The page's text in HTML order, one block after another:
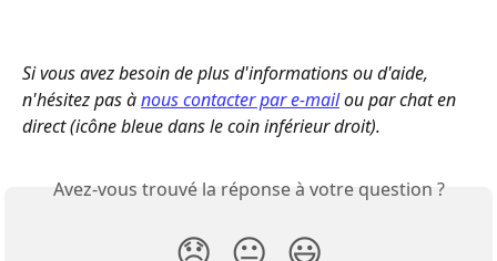
Si vous avez besoin de plus d'informations ou d'aide,
n'hésitez pas à nous contacter par e-mail ou par chat en
direct (icône bleue dans le coin inférieur droit).
Avez-vous trouvé la réponse à votre question ?
😞 😐 😃